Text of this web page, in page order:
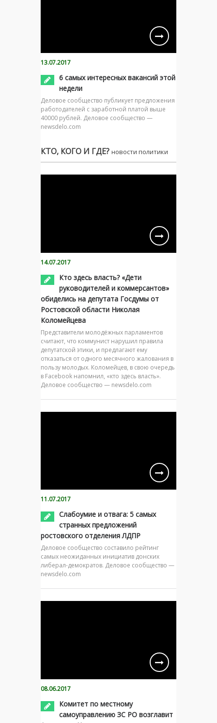
13.07.2017
6 самых интересных вакансий этой
недели
Деловое сообщество публикует предложения
работодателей с заработной платой выше
40000 рублей. Деловое сообщество —
newsdelo.com
КТО, КОГО И ГДЕ? новости политики
14.07.2017
Кто здесь власть? «Дети
руководителей и коммерсантов»
обиделись на депутата Госдумы от
Ростовской области Николая
Коломейцева
Представители молодёжных парламентов
считают, что коммунист нарушил правила
депутатской этики, и предлагают ему
отказаться от одного месячного жалования в
пользу молодых. Коломейцев, в свою очередь
в Facebook напомнил, «кто здесь власть».
Деловое сообщество — newsdelo.com
11.07.2017
Слабоумие и отвага: 5 самых
странных предложений
ростовского отделения ЛДПР
Деловое сообщество составило рейтинг
самых неожиданных инициатив донских
либерал-демократов. Деловое сообщество —
newsdelo.com
08.06.2017
Комитет по местному
самоуправлению ЗС РО возглавит